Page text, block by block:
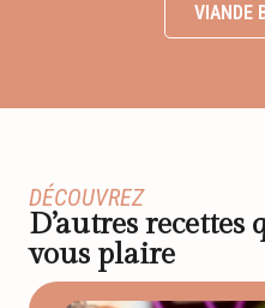
VIANDE
DÉCOUVREZ
D’autres
vous plaire